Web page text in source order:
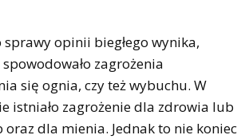
sprawy opinii biegłego wynika,
zagrożenia
się ognia, czy też wybuchu. W
istniało zagrożenie dla zdrowia lub
oraz dla mienia. Jednak to nie koniec